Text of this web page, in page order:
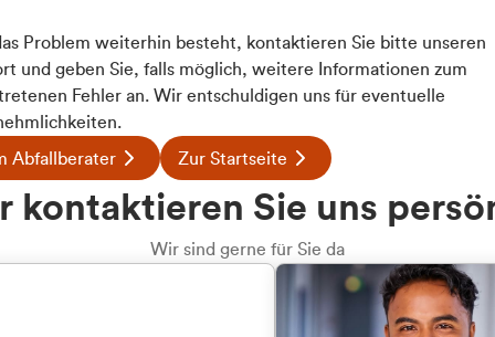
Details
Inhalte und Anzeigen zu personalisieren, Funktionen für
auf unsere Website zu analysieren. Außerdem geben wir
an unsere Partner für soziale Medien, Werbung und
möglicherweise mit weiteren Daten zusammen,
Ihrer Nutzung der Dienste gesammelt haben.
Problem weiterhin besteht, kontaktieren Sie bitte unseren
und geben Sie, falls möglich, weitere Informationen zum
Fehler an. Wir entschuldigen uns für eventuelle
Abfallberater Zur Startseite
kontaktieren Sie uns
Wir sind gerne für Sie da